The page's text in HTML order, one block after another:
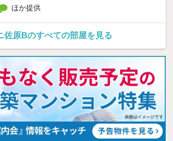
ほか提供
佐原Bのすべての部屋を見る